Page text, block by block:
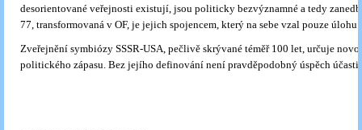
desorientované veřejnosti existují, jsou politicky bezvýznamné a tedy
77, transformovaná v OF, je jejich spojencem, který na sebe vzal pouze úlohu
Zveřejnění symbiózy SSSR-USA, pečlivě skrývané téměř 100 let, určuje
politického zápasu. Bez jejího definování není pravděpodobný úspěch účasti